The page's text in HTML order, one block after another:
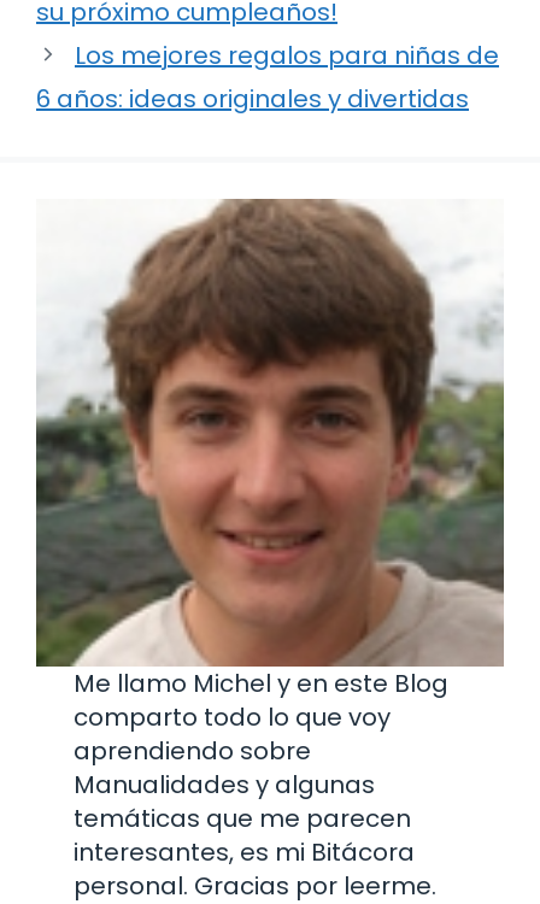
su próximo cumpleaños!
Los mejores regalos para niñas de
6 años: ideas originales y divertidas
Me llamo Michel y en este Blog
comparto todo lo que voy
aprendiendo sobre
Manualidades y algunas
temáticas que me parecen
interesantes, es mi Bitácora
personal. Gracias por leerme.